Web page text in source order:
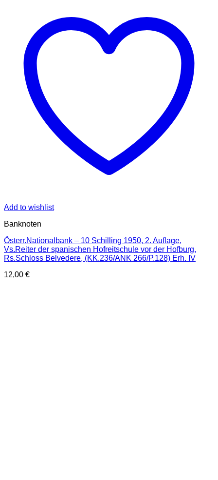
Add to wishlist
Banknoten
Österr.Nationalbank – 10 Schilling 1950, 2. Auflage,
Vs.Reiter der spanischen Hofreitschule vor der Hofburg,
Rs.Schloss Belvedere, (KK.236/ANK 266/P.128) Erh. IV
12,00 €